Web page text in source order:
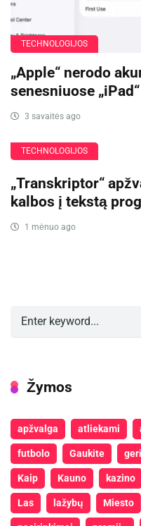
TECHNOLOGIJOS
„Apple“ nerodo
senesniuose
3 savaitės ago
TECHNOLOGIJOS
„Transkriptor“
kalbos į tekstą
1 mėnuo ago
Žymos
apžvalga atliekami
futbolo Gaukite
Kaip Kauno kazino
Las lažybų Miesto